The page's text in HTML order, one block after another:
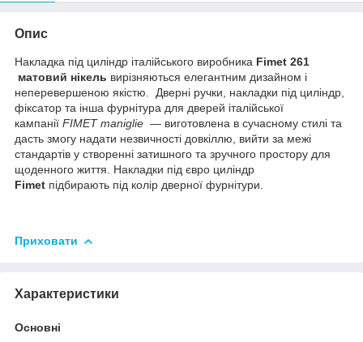
Опис
Накладка під циліндр італійського виробника Fimet 261
матовий нікель вирізняються елегантним дизайном і
неперевершеною якістю. Дверні ручки, накладки під циліндр,
фіксатор та інша фурнітура для дверей італійської
кампанії FIMET maniglie — виготовлена в сучасному стилі та
дасть змогу надати незвичності довкіллю, вийти за межі
стандартів у створенні затишного та зручного простору для
щоденного життя. Накладки під євро циліндр
Fimet підбирають під колір дверної фурнітури.
Приховати
Характеристики
Основні